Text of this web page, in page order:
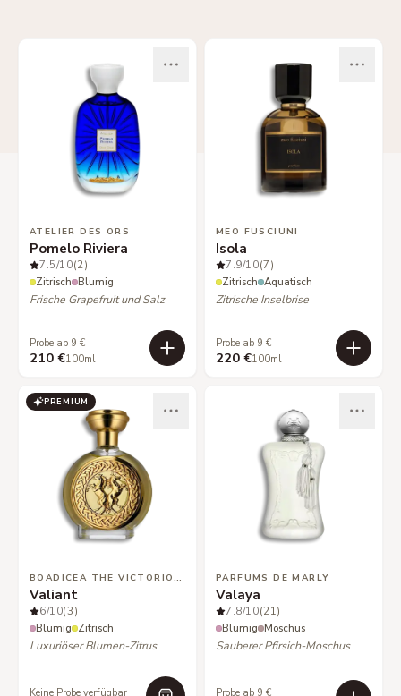
ATELIER DES ORS
Pomelo Riviera
7.5/10(2)
Zitrisch Blumig
Frische Grapefruit und Salz
Probe ab 9 €
210 €100ml
MEO FUSCIUNI
Isola
7.9/10(7)
Zitrisch Aquatisch
Zitrische Inselbrise
Probe ab 9 €
220 €100ml
PREMIUM
BOADICEA THE VICTORIOUS
Valiant
6/10(3)
Blumig Zitrisch
Luxuriöser Blumen-Zitrus
Keine Probe verfügbar
PARFUMS DE MARLY
Valaya
7.8/10(21)
Blumig Moschus
Sauberer Pfirsich-Moschus
Probe ab 9 €